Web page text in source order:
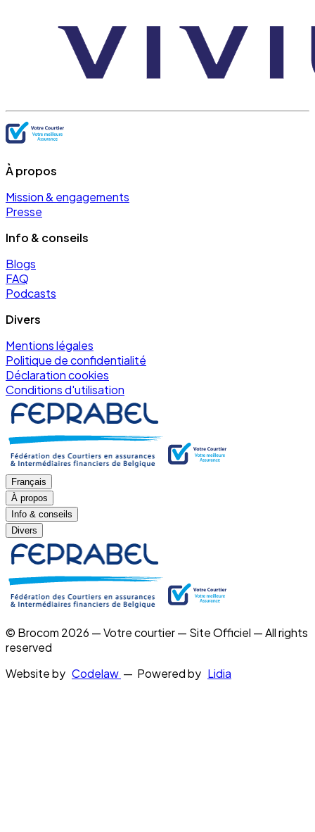
À propos
Mission & engagements
Presse
Info & conseils
Blogs
FAQ
Podcasts
Divers
Mentions légales
Politique de confidentialité
Déclaration cookies
Conditions d'utilisation
Français
À propos
Info & conseils
Divers
© Brocom 2026 — Votre courtier — Site Officiel — All rights
reserved
Website by Codelaw — Powered by Lidia